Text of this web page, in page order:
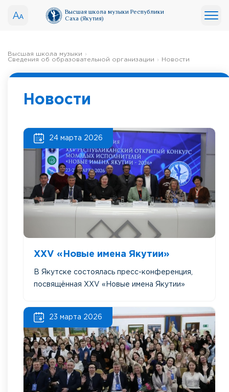
Высшая школа музыки Республики
Саха (Якутия)
Высшая школа музыки
Сведения об образовательной организации
Новости
Новости
24 марта 2026
XXV «Новые имена Якутии»
В Якутске состоялась пресс-конференция,
посвящённая XXV «Новые имена Якутии»
23 марта 2026